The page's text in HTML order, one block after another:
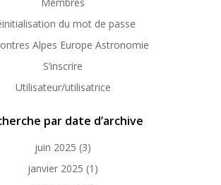
du mot de passe
Alpes Europe Astronomie
S’inscrire
Utilisateur/utilisatrice
par date d’archive
juin 2025 (3)
janvier 2025 (1)